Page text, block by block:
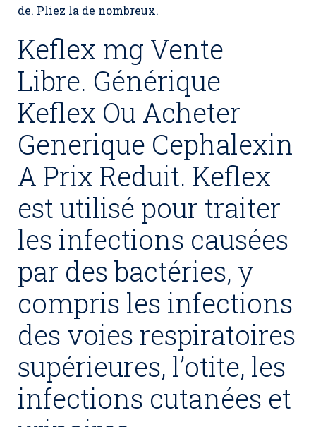
de. Pliez la de nombreux.
Keflex mg Vente
Libre. Générique
Keflex Ou Acheter
Generique Cephalexin
A Prix Reduit. Keflex
est utilisé pour traiter
les infections causées
par des bactéries, y
compris les infections
des voies respiratoires
supérieures, l’otite, les
infections cutanées et